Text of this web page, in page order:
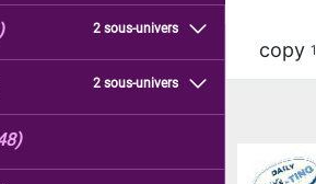
2 sous-univers
2 sous-univers
copy